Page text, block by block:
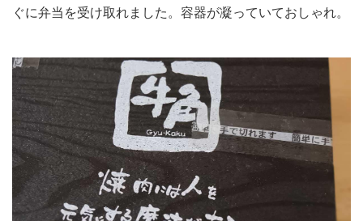
ぐに弁当を受け取れました。容器が凝っていておしゃれ。